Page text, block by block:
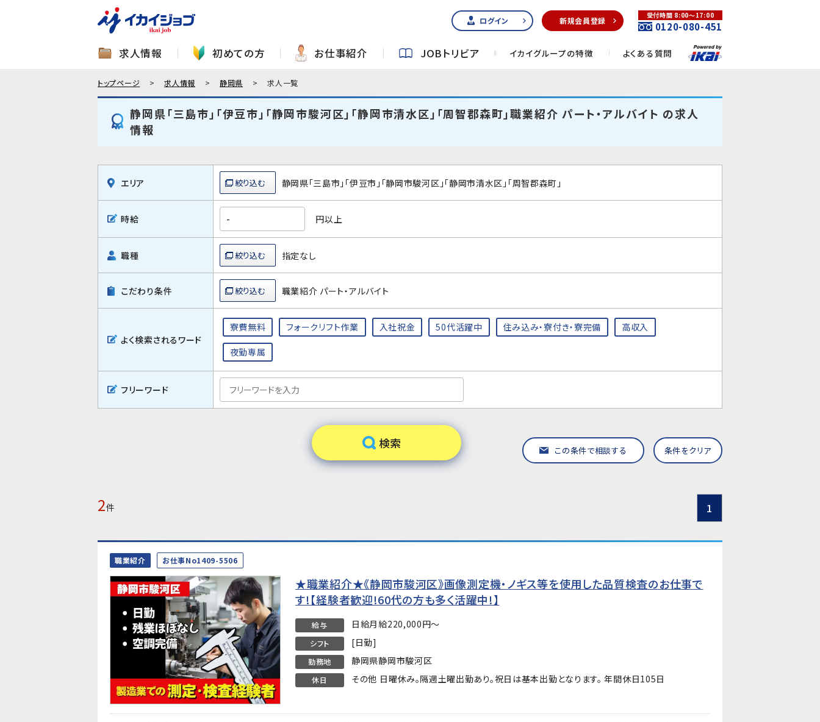
ログイン 新規会員登録
受付時間 8:00～17:00
0120-080-451
求人情報 初めての方 お仕事紹介 JOBトリビア イカイグループの特徴 よくある質問
トップページ 求人情報 静岡県 求人一覧
静岡県「三島市」「伊豆市」「静岡市駿河区」「静岡市清水区」「周智郡森町」職業紹介 パート・アルバイト の求人
情報
エリア 静岡県「三島市」「伊豆市」「静岡市駿河区」「静岡市清水区」「周智郡森町」
時給 円以上
職種 指定なし
こだわり条件 職業紹介 パート・アルバイト
よく検索されるワード
寮費無料 フォークリフト作業 入社祝金 50代活躍中 住み込み・寮付き・寮完備 高収入
夜勤専属
フリーワード
この条件で相談する 条件をクリア
2件 1
職業紹介 お仕事No1409-5506
★職業紹介★《静岡市駿河区》画像測定機・ノギス等を使用した品質検査のお仕事で
す!【経験者歓迎!60代の方も多く活躍中!】
給与 日給月給220,000円～
シフト [日勤]
勤務地 静岡県静岡市駿河区
休日 その他 日曜休み。隔週土曜出勤あり。祝日は基本出勤となります。 年間休日105日